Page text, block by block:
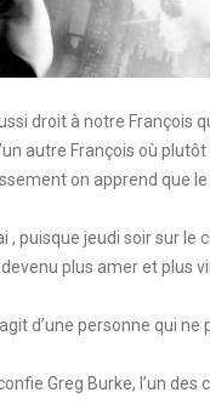
droit à notre François
autre François où
on apprend que
puisque jeudi soir sur le
plus amer et plus
d’une personne qui
Greg Burke, l’un